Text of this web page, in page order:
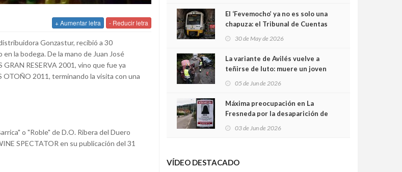
+ Aumentar letra - Reducir letra
Gonzastur, recibió a 30
la bodega. De la mano de Juan José
RESERVA 2001, vino que fue ya
OTOÑO 2011, terminando la visita con una
o "Roble" de D.O. Ribera del Duero
SPECTATOR en su publicación del 31
El ‘Fevemocho’ ya no es solo una
chapuza: el Tribunal de Cuentas
sobrecoste de los trenes que no
cabían por los túneles
30 de May de 2026
La variante de Avilés vuelve a
teñirse de luto: muere un joven
05 de Jun de 2026
Máxima preocupación en La
Fresneda por la desaparición de
03 de Jun de 2026
VÍDEO DESTACADO